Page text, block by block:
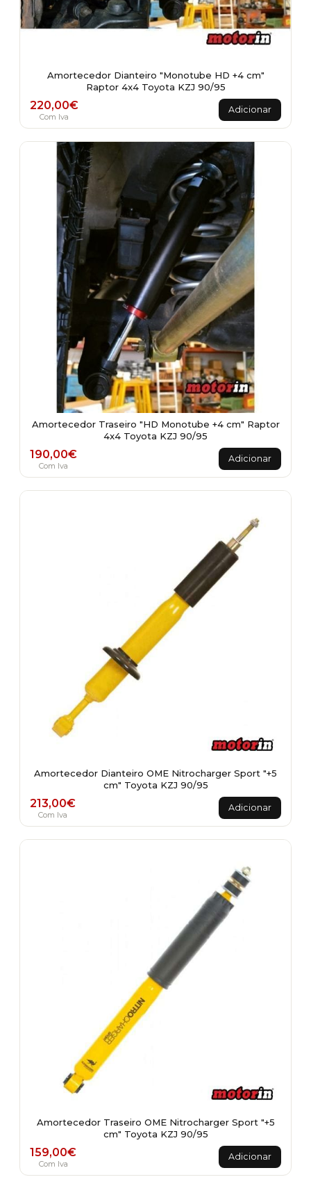
Amortecedor Dianteiro "Monotube HD +4 cm"
Raptor 4x4 Toyota KZJ 90/95
220,00€
Com Iva
Adicionar
Amortecedor Traseiro "HD Monotube +4 cm" Raptor
4x4 Toyota KZJ 90/95
190,00€
Com Iva
Adicionar
Amortecedor Dianteiro OME Nitrocharger Sport "+5
cm" Toyota KZJ 90/95
213,00€
Com Iva
Adicionar
Amortecedor Traseiro OME Nitrocharger Sport "+5
cm" Toyota KZJ 90/95
159,00€
Com Iva
Adicionar